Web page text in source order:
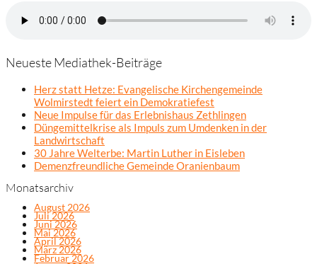
Neueste Mediathek-Beiträge
Herz statt Hetze: Evangelische Kirchengemeinde
Wolmirstedt feiert ein Demokratiefest
Neue Impulse für das Erlebnishaus Zethlingen
Düngemittelkrise als Impuls zum Umdenken in der
Landwirtschaft
30 Jahre Welterbe: Martin Luther in Eisleben
Demenzfreundliche Gemeinde Oranienbaum
Monatsarchiv
August 2026
Juli 2026
Juni 2026
Mai 2026
April 2026
März 2026
Februar 2026